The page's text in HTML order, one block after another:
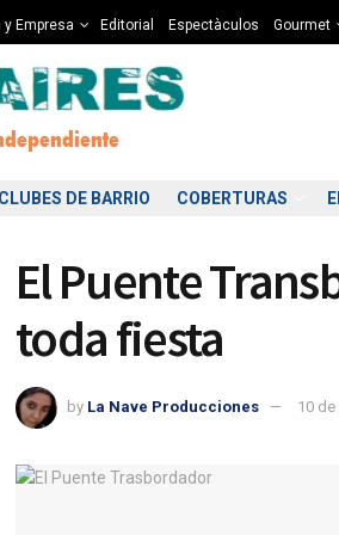
y Empresa Editorial Espectàculos Gourmet
CLUBES DE BARRIO COBERTURAS
El Puente
toda fiesta
by La Nave Producciones 10 de
04:00
12°C 12°C 12°C